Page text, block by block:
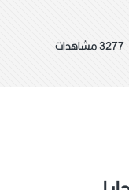
3277 مشاهدات